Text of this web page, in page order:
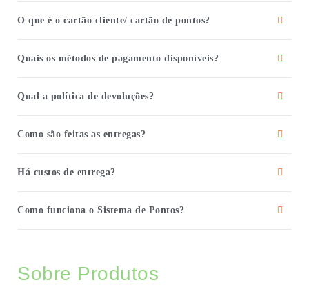
O que é o cartão cliente/ cartão de pontos?
Quais os métodos de pagamento disponíveis?
Qual a política de devoluções?
Como são feitas as entregas?
Há custos de entrega?
Como funciona o Sistema de Pontos?
Sobre Produtos